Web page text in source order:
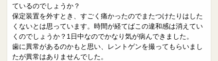
ているのでしょうか？
保定装置を外すとき、すごく痛かったのでまたつけたりはした
くないとは思っています。時間が経てばこの違和感は消えてい
くのでしょうか？1日中なのでかなり気が病んできました。
歯に異常があるのかもと思い、レントゲンを撮ってもらいまし
たが異常はありませんでした。